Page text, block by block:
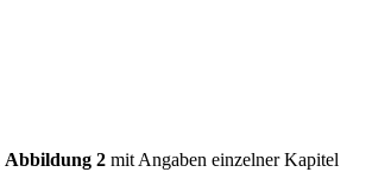
Abbildung 2 mit Angaben einzelner Kapitel